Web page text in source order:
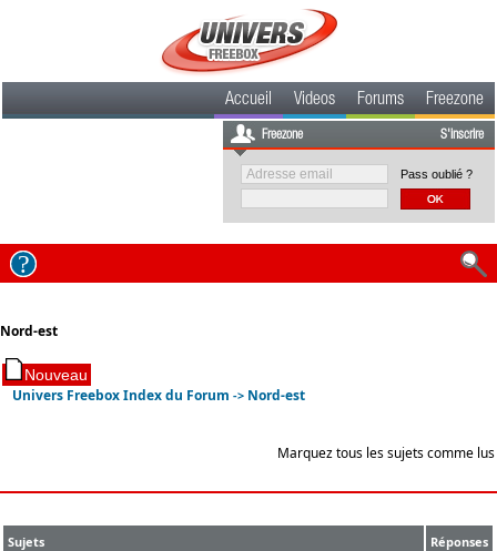
Accueil Videos Forums Freezone
Freezone S'inscrire
Pass oublié ?
Nord-est
Univers Freebox Index du Forum -> Nord-est
Marquez tous les sujets comme lus
Sujets Réponses